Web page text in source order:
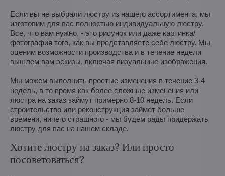
Если вы не выбрали люстру из нашего ассортимента, мы
изготовим для вас полностью индивидуальную люстру.
Все, что вам нужно, - это рисунок или даже картинка/
фотография того, как вы представляете себе люстру. Мы
оценим возможности производства и в течение недели
вышлем вам эскизы, включая визуальные изображения.
Мы можем выполнить простые изменения в течение 3-4
недель, в то время как более сложные изменения или
люстра на заказ займут примерно 8-10 недель. Если
строительство или реконструкция займет больше
времени, ничего страшного - мы будем рады придержать
люстру для вас на нашем складе.
Хотите люстру на заказ? Или просто
посоветоваться?